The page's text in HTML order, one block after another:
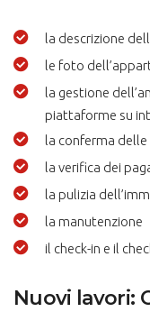
la descrizione
le foto
la gestione
piattaforme su
la conferma
la verifica dei
la pulizia
la manutenzione
il check-in e il
Nuovi lavori: